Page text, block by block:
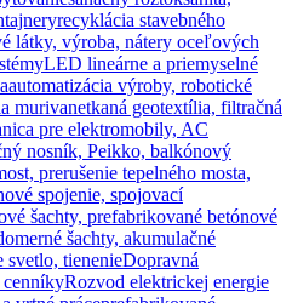
recyklácia stavebného
látky, výroba, nátery oceľových
LED lineárne a priemyselné
automatizácia výroby, robotické
murivanetkaná geotextília, filtračná
pre elektromobily, AC
nosník, Peikko, balkónový
prerušenie tepelného mosta,
spojenie, spojovací
šachty, prefabrikované betónové
šachty, akumulačné
svetlo, tienenieDopravná
Rozvod elektrickej energie